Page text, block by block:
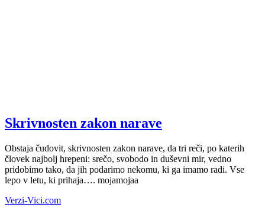
Skrivnosten zakon narave
Obstaja čudovit, skrivnosten zakon narave, da tri reči, po katerih
človek najbolj hrepeni: srečo, svobodo in duševni mir, vedno
pridobimo tako, da jih podarimo nekomu, ki ga imamo radi. Vse
lepo v letu, ki prihaja…. mojamojaa
Verzi-Vici.com